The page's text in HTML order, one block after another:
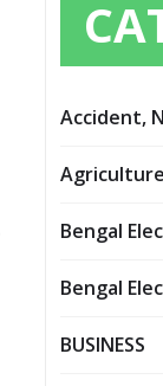
Accident,
Agriculture
Bengal
Bengal
BUSINESS